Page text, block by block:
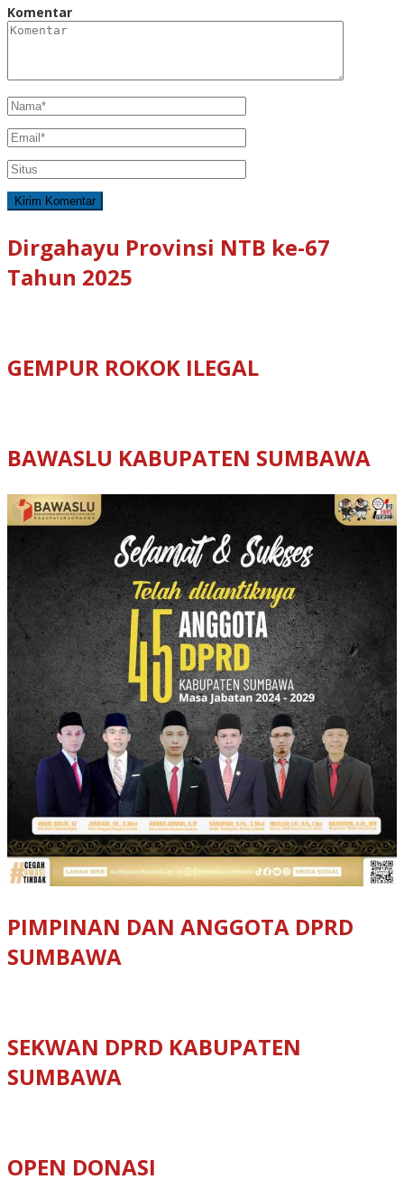
Komentar
Dirgahayu Provinsi NTB ke-67
Tahun 2025
GEMPUR ROKOK ILEGAL
BAWASLU KABUPATEN SUMBAWA
PIMPINAN DAN ANGGOTA DPRD
SUMBAWA
SEKWAN DPRD KABUPATEN
SUMBAWA
OPEN DONASI